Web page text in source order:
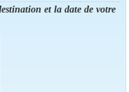
et la date de votre